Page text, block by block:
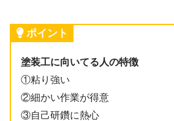
ポイント
塗装工に向いてる人の特徴
①粘り強い
②細かい作業が得意
③自己研鑽に熱心